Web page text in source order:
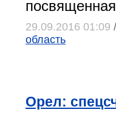
29.09.2016 01:09 /
область
Орел: